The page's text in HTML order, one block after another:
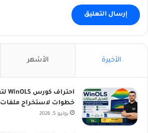
الأخيرة الأشهر
خطوات لاستخراج ملفات BIN مجاناً
يوليو 5, 2026